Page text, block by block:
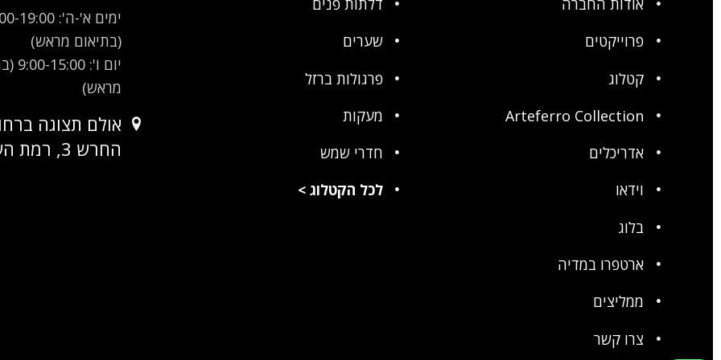
אודות החברה
פרוייקטים
קטלוג
Arteferro Collection
אדריכלים
וידאו
בלוג
ארטפרו במדיה
ממליצים
צרו קשר
דלתות פנים
שערים
פרגולות ברזל
מעקות
חדרי שמש
לכל הקטלוג >
ימים א'-ה': 9:00-
(בתיאום מראש)
יום
מראש)
אולם תצוגה
החרש 3, רמת השרון